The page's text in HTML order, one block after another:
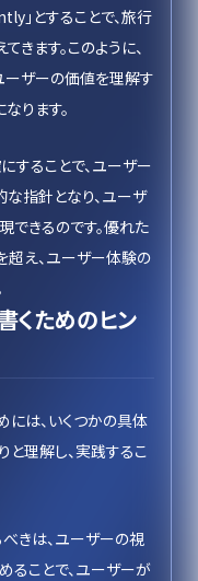
とすることで、旅行
きます。このように、
ザーの価値を理解す
ります。
にすることで、ユーザー
指針となり、ユーザ
できるのです。優れた
超え、ユーザー体験の
くためのヒン
は、いくつかの具体
と理解し、実践するこ
きは、ユーザーの視
ることで、ユーザーが